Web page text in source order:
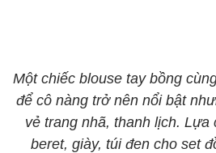
Một chiếc blouse tay bồng
để cô nàng trở nên nổi bật
vẻ trang nhã, thanh lịch. Lựa
beret, giày, túi đen cho set